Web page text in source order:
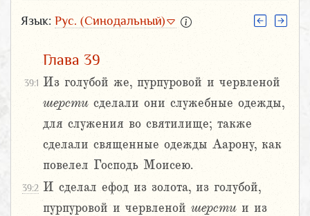
Язык: Рус. (Синодальный)
Глава 39
39:1 Из голубой же, пурпуровой и червленой
шерсти сделали они служебные одежды,
для служения во святилище; также
сделали священные одежды Аарону, как
повелел Господь Моисею.
39:2 И сделал ефод из золота, из голубой,
пурпуровой и червленой шерсти и из